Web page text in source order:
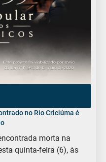
no Rio Criciúma é
morta na
quinta-feira (6), às